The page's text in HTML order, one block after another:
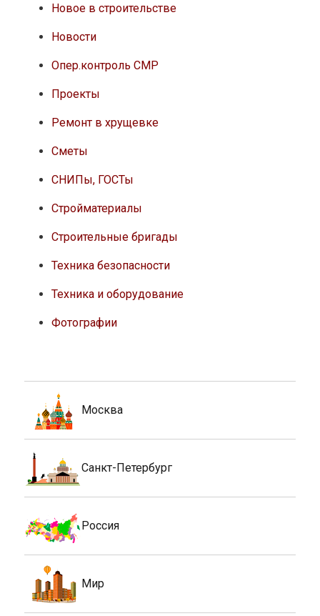
Новое в строительстве
Новости
Опер.контроль СМР
Проекты
Ремонт в хрущевке
Сметы
СНИПы, ГОСТы
Стройматериалы
Строительные бригады
Техника безопасности
Техника и оборудование
Фотографии
Москва
Санкт-Петербург
Россия
Мир